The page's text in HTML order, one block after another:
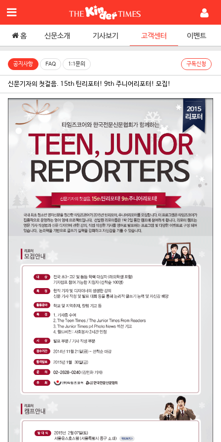
홈 신문소개 기사보기 고객센터 이벤트
공지사항 FAQ 1:1문의 구독신청
신문기자의 첫걸음. 15th 틴리포터! 9th 주니어리포터! 모집!